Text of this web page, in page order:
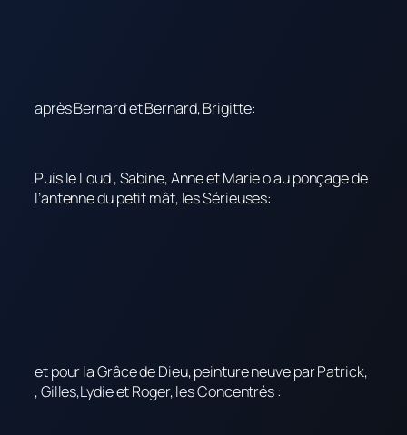
après Bernard et Bernard, Brigitte:
Puis le Loud , Sabine, Anne et Marie o au ponçage de
l’antenne du petit mât, les Sérieuses:
et pour la Grâce de Dieu, peinture neuve par Patrick,
, Gilles,Lydie et Roger, les Concentrés :